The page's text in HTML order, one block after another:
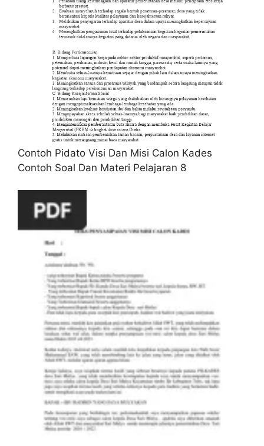
Contoh Pidato Visi Dan Misi Calon Kades
Contoh Soal Dan Materi Pelajaran 8